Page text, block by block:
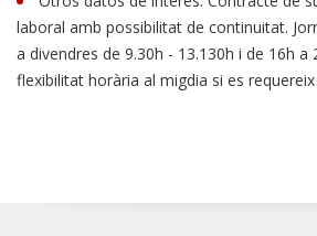
laboral amb possibilitat de continuitat.
a divendres de 9.30h - 13.130h i de 16h a
flexibilitat horària al migdia si es